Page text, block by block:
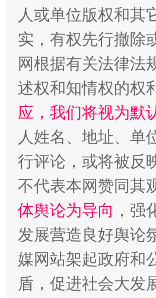
人或单位版权和其
实，有权先行撤除
网根据有关法律法
述权和知情权的权
应，我们将视为默
人姓名、地址、单
行评论，或将被反
不代表本网赞同其
体舆论为导向 ，
发展营造良好舆论
媒网站架起政府和
盾，促进社会大发